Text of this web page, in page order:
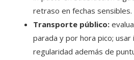
retraso en fechas sensibles.
Transporte público:
parada y por hora pico; usar
regularidad además de